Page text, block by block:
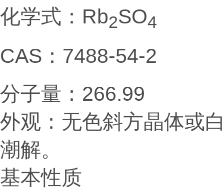
化学式：Rb2SO4
CAS：7488-54-2
分子量：266.99
外观： 无色斜方晶体或
潮解。
基本性质